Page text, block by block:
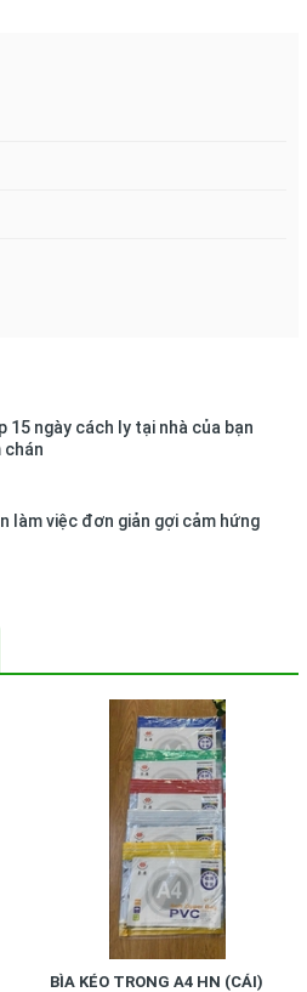
15 ngày cách ly tại nhà của bạn
chán
làm việc đơn giản gợi cảm hứng
BÌA KÉO TRONG A4 HN (CÁI)